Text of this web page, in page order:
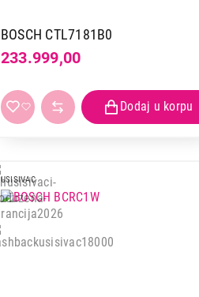
BOSCH CTL7181B0
233.999,00
USISIVAC
Ukupno u korpi:
Nastavi